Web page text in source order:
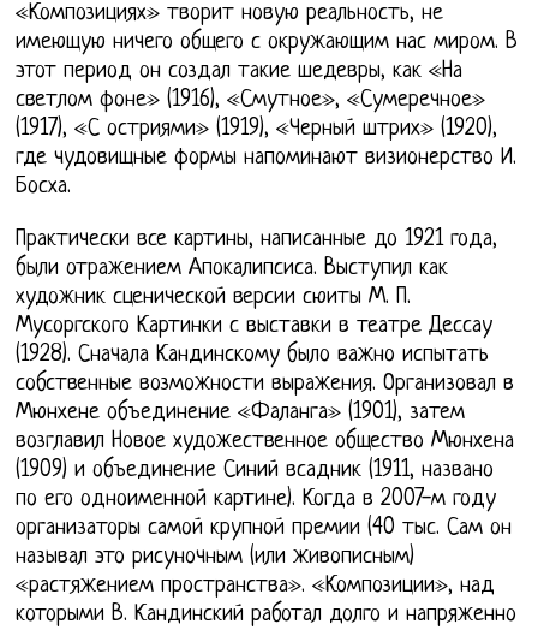
«Композициях» творит новую реальность, не
имеющую ничего общего с окружающим нас миром. В
этот период он создал такие шедевры, как «На
светлом фоне» (1916), «Смутное», «Сумеречное»
(1917), «С остриями» (1919), «Черный штрих» (1920),
где чудовищные формы напоминают визионерство И.
Босха.
Практически все картины, написанные до 1921 года,
были отражением Апокалипсиса. Выступил как
художник сценической версии сюиты М. П.
Мусоргского Картинки с выставки в театре Дессау
(1928). Сначала Кандинскому было важно испытать
собственные возможности выражения. Организовал в
Мюнхене объединение «Фаланга» (1901), затем
возглавил Новое художественное общество Мюнхена
(1909) и объединение Синий всадник (1911, названо
по его одноименной картине). Когда в 2007-м году
организаторы самой крупной премии (40 тыс. Сам он
называл это рисуночным (или живописным)
«растяжением пространства». «Композиции», над
которыми В. Кандинский работал долго и напряженно